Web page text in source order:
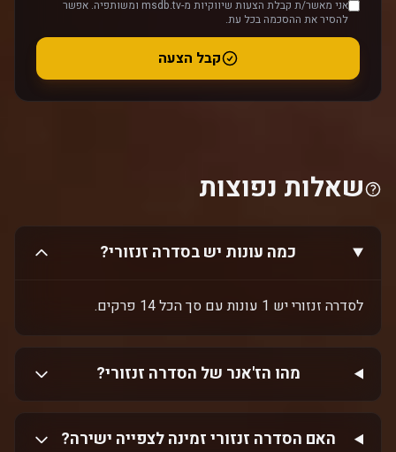
אני מאשר/ת קבלת הצעות שיווקיות מ-msdb.tv ומשותפיה. אפשר
להסיר את ההסכמה בכל עת.
קבל הצעה
שאלות נפוצות
כמה עונות יש בסדרה זנזורי?
לסדרה זנזורי יש 1 עונות עם סך הכל 14 פרקים.
מהו הז'אנר של הסדרה זנזורי?
האם הסדרה זנזורי זמינה לצפייה ישירה?